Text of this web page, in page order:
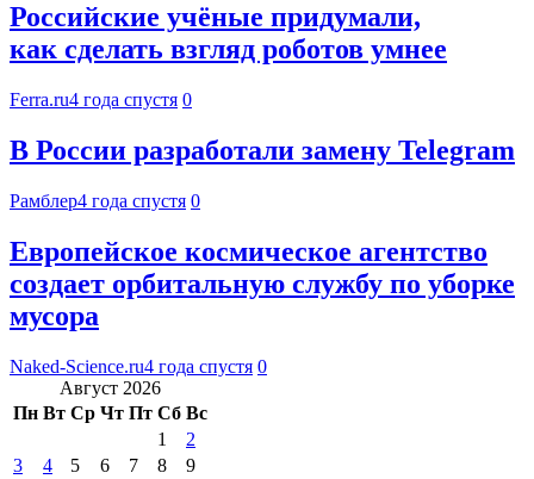
Российские учёные придумали,
как сделать взгляд роботов умнее
Ferra.ru4 года спустя 0
В России разработали замену Telegram
Рамблер4 года спустя 0
Европейское космическое агентство
создает орбитальную службу по уборке
мусора
Naked-Science.ru4 года спустя 0
Август 2026
Пн Вт Ср Чт Пт Сб Вс
1
2
3
4 5 6 7 8
9